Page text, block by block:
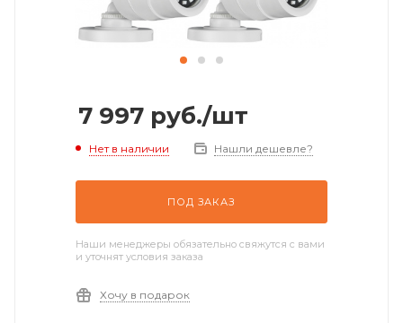
7 997 руб./шт
Нет в наличии Нашли дешевле?
ПОД ЗАКАЗ
Наши менеджеры обязательно свяжутся с вами
и уточнят условия заказа
Хочу в подарок